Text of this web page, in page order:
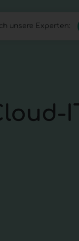
unsere Experten: